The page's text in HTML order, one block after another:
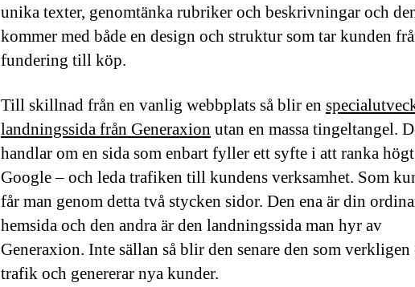
unika texter, genomtänka rubriker och beskrivningar och
kommer med både en design och struktur som tar kunden
fundering till köp.
Till skillnad från en vanlig webbplats så blir en
landningssida från Generaxion utan en massa tingeltangel.
handlar om en sida som enbart fyller ett syfte i att ranka
Google – och leda trafiken till kundens verksamhet. Som
får man genom detta två stycken sidor. Den ena är din
hemsida och den andra är den landningssida man hyr av
Generaxion. Inte sällan så blir den senare den som verkligen
trafik och genererar nya kunder.